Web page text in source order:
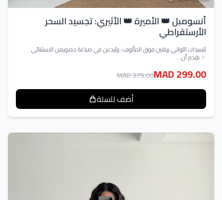
أنسومبل 👑 الأميرة 👑 الأثيري: تجسيد السحر
الأرستقراطي
للسيدات اللواتي يرتقين فوق المألوف، ويُبدعن في صياغة حضورهن الاستثنائي
✨.نقدم أن...
MAD 299.00
MAD 379.00
أضف للسلة